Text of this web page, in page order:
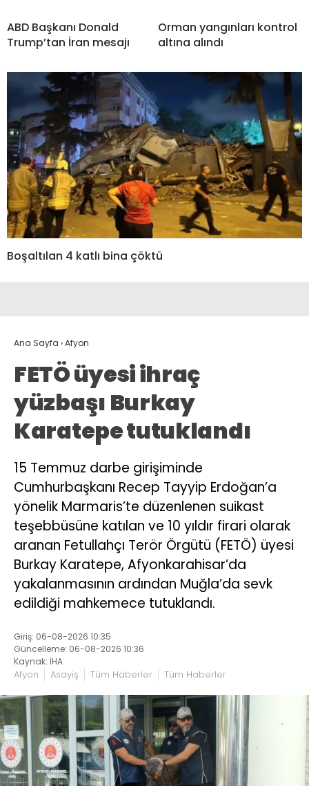
ABD Başkanı Donald
Trump’tan İran mesajı
Orman yangınları kontrol
altına alındı
Boşaltılan 4 katlı bina çöktü
Ana Sayfa ›Afyon
FETÖ üyesi ihraç
yüzbaşı Burkay
Karatepe tutuklandı
15 Temmuz darbe girişiminde
Cumhurbaşkanı Recep Tayyip Erdoğan’a
yönelik Marmaris’te düzenlenen suikast
teşebbüsüne katılan ve 10 yıldır firari olarak
aranan Fetullahçı Terör Örgütü (FETÖ) üyesi
Burkay Karatepe, Afyonkarahisar’da
yakalanmasının ardından Muğla’da sevk
edildiği mahkemece tutuklandı.
Giriş: 06-08-2026 10:35
Güncelleme: 06-08-2026 10:36
Kaynak: İHA
Afyon Asayiş Tüm Haberler Tüm Haberler